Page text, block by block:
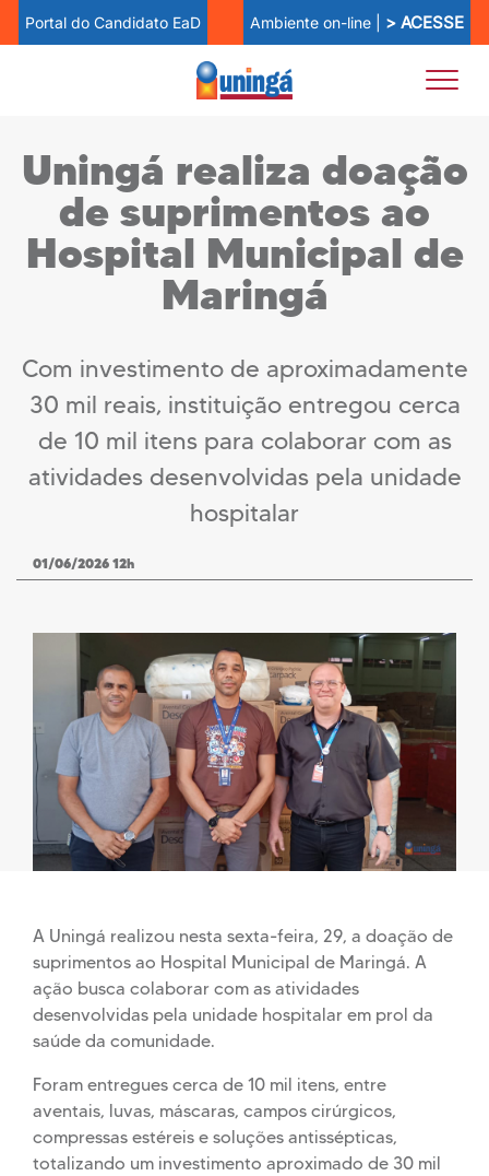
Portal do Candidato EaD Ambiente on-line | > ACESSE
Uningá realiza doação
de suprimentos ao
Hospital Municipal de
Maringá
Com investimento de aproximadamente
30 mil reais, instituição entregou cerca
de 10 mil itens para colaborar com as
atividades desenvolvidas pela unidade
hospitalar
01/06/2026 12h
A Uningá realizou nesta sexta-feira, 29, a doação de
suprimentos ao Hospital Municipal de Maringá. A
ação busca colaborar com as atividades
desenvolvidas pela unidade hospitalar em prol da
saúde da comunidade.
Foram entregues cerca de 10 mil itens, entre
aventais, luvas, máscaras, campos cirúrgicos,
compressas estéreis e soluções antissépticas,
totalizando um investimento aproximado de 30 mil